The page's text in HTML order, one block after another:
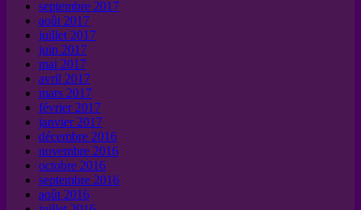
septembre 2017
août 2017
juillet 2017
juin 2017
mai 2017
avril 2017
mars 2017
février 2017
janvier 2017
décembre 2016
novembre 2016
octobre 2016
septembre 2016
août 2016